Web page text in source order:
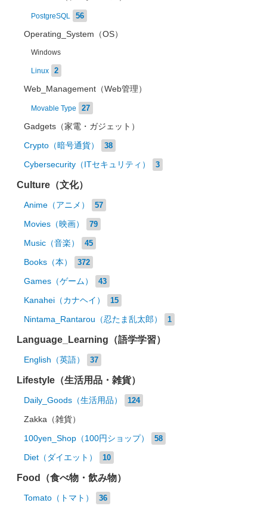
PostgreSQL 56
Operating_System（OS）
Windows
Linux 2
Web_Management（Web管理）
Movable Type 27
Gadgets（家電・ガジェット）
Crypto（暗号通貨） 38
Cybersecurity（ITセキュリティ） 3
Culture（文化）
Anime（アニメ） 57
Movies（映画） 79
Music（音楽） 45
Books（本） 372
Games（ゲーム） 43
Kanahei（カナヘイ） 15
Nintama_Rantarou（忍たま乱太郎） 1
Language_Learning（語学学習）
English（英語） 37
Lifestyle（生活用品・雑貨）
Daily_Goods（生活用品） 124
Zakka（雑貨）
100yen_Shop（100円ショップ） 58
Diet（ダイエット） 10
Food（食べ物・飲み物）
Tomato（トマト） 36